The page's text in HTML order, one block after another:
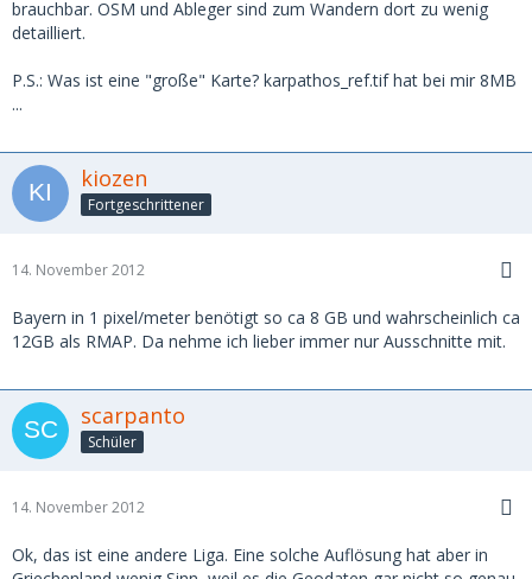
brauchbar. OSM und Ableger sind zum Wandern dort zu wenig
detailliert.
P.S.: Was ist eine "große" Karte? karpathos_ref.tif hat bei mir 8MB
...
kiozen
Fortgeschrittener
14. November 2012
Bayern in 1 pixel/meter benötigt so ca 8 GB und wahrscheinlich ca
12GB als RMAP. Da nehme ich lieber immer nur Ausschnitte mit.
scarpanto
Schüler
14. November 2012
Ok, das ist eine andere Liga. Eine solche Auflösung hat aber in